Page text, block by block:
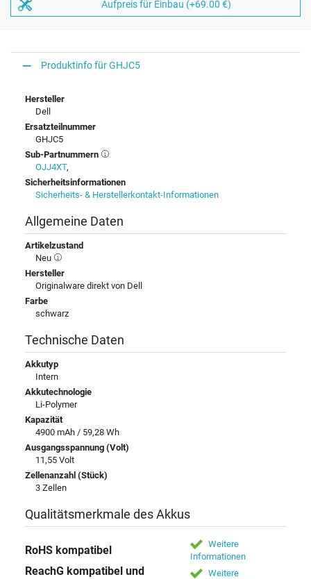
Aufpreis für Einbau (+69.00 €)
Produktinfo für GHJC5
Hersteller
Dell
Ersatzteilnummer
GHJC5
Sub-Partnummern
OJJ4XT,
Sicherheitsinformationen
Sicherheits- & Herstellerkontakt-Informationen
Allgemeine Daten
Artikelzustand
Neu
Hersteller
Originalware direkt von Dell
Farbe
schwarz
Technische Daten
Akkutyp
Intern
Akkutechnologie
Li-Polymer
Kapazität
4900 mAh / 59,28 Wh
Ausgangsspannung (Volt)
11,55 Volt
Zellenanzahl (Stück)
3 Zellen
Qualitätsmerkmale des Akkus
RoHS kompatibel
Weitere
Informationen
ReachG kompatibel und
Weitere